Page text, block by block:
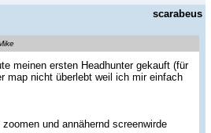
scarabeus
meinen ersten Headhunter gekauft (für
map nicht überlebt weil ich mir einfach
und annähernd screenwirde